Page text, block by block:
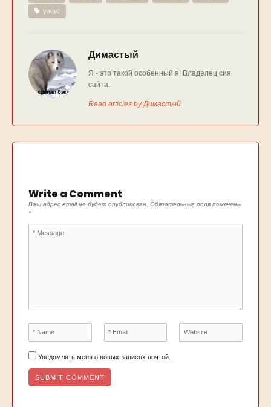
ужас
Димастый
Я - это такой особенный я! Владелец сия
сайта.
Read articles by Димастый
Write a Comment
Ваш адрес email не будет опубликован. Обязательные поля помечены
*
Уведомлять меня о новых записях почтой.